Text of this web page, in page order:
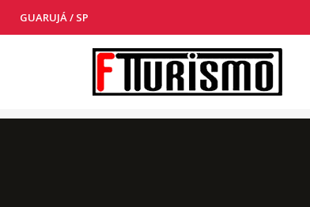
GUARUJÁ / SP